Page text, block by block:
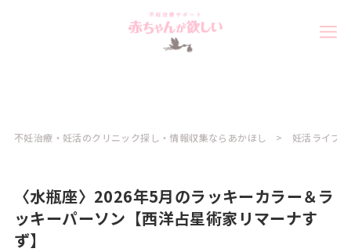
不妊治療・妊活のクリニック探し・情報収集ならあかほし 妊活ライフ
〈水瓶座〉2026年5月のラッキーカラー＆ラ
ッキーパーソン【西洋占星術家リマーナす
ず】